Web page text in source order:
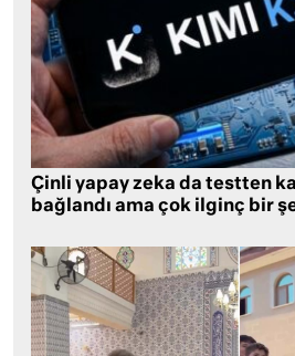
Çinli yapay zeka da testten
bağlandı ama çok ilginç bir